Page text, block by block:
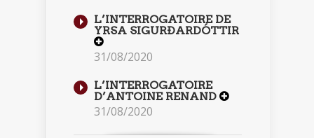
L’INTERROGATOIRE DE
YRSA SIGURÐARDÓTTIR
31/08/2020
L’INTERROGATOIRE
D’ANTOINE RENAND
31/08/2020